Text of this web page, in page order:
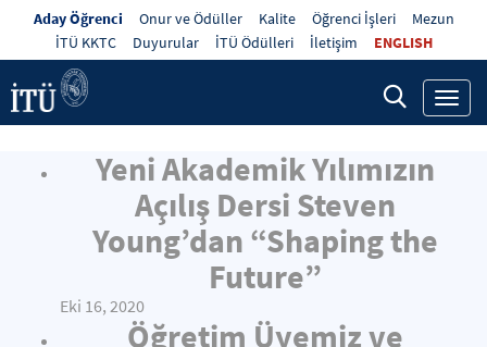
Aday Öğrenci Onur ve Ödüller Kalite Öğrenci İşleri
Mezun
İTÜ KKTC
Duyurular İTÜ Ödülleri İletişim ENGLISH
Yeni Akademik Yılımızın
Açılış Dersi Steven
Young’dan “Shaping the
Future”
Eki 16, 2020
Öğretim Üyemiz ve